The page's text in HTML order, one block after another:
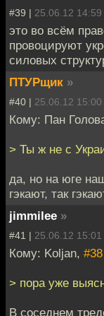
#39 | 25.06.12 14:59
это во всём
провоцируют
силовых
ПТУРщик »
#40 | 25.06.12 15:00
Кому: Пан
> Ты ж не с
да, но на юге
гэкают, так
jimmilee »
#41 | 25.06.12 15:01
Кому: Koljan, #38
> пора уже
В соседнем